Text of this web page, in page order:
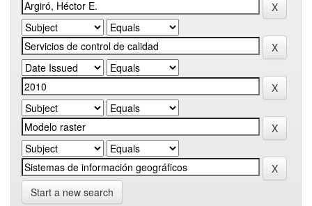
Start a new search